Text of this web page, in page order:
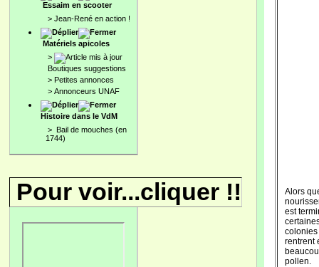
Essaim en scooter
> Jean-René en action !
Matériels apicoles
>
Boutiques suggestions
> Petites annonces
> Annonceurs UNAF
Histoire dans le VdM
> Bail de mouches (en
1744)
Pour voir...cliquer !!
Alors
est
colonies
rentrent
pollen.